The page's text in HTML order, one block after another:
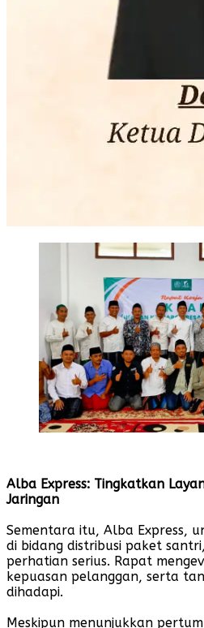
Alba Express: Tingkatkan
Jaringan
Sementara itu, Alba Express,
di bidang distribusi paket
perhatian serius. Rapat
kepuasan pelanggan, serta
dihadapi.
Meskipun menunjukkan